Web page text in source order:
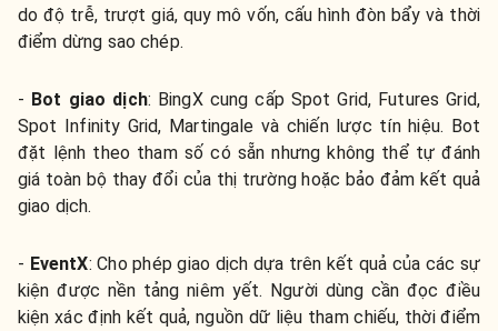
do độ trễ, trượt giá, quy mô vốn, cấu hình đòn bẩy và thời
điểm dừng sao chép.
- Bot giao dịch: BingX cung cấp Spot Grid, Futures Grid,
Spot Infinity Grid, Martingale và chiến lược tín hiệu. Bot
đặt lệnh theo tham số có sẵn nhưng không thể tự đánh
giá toàn bộ thay đổi của thị trường hoặc bảo đảm kết quả
giao dịch.
- EventX: Cho phép giao dịch dựa trên kết quả của các sự
kiện được nền tảng niêm yết. Người dùng cần đọc điều
kiện xác định kết quả, nguồn dữ liệu tham chiếu, thời điểm